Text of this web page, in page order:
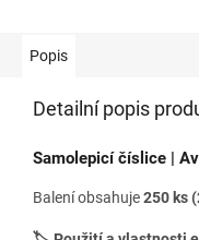
Popis
Detailní popis
Samolepicí číslice |
Balení obsahuje250 ks